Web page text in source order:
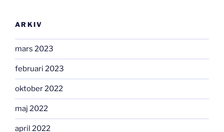
ARKIV
mars 2023
februari 2023
oktober 2022
maj 2022
april 2022